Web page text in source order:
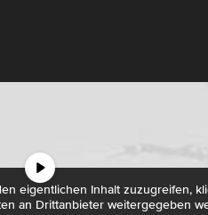
eigentlichen Inhalt zuzugreifen,
an Drittanbieter weitergegeben